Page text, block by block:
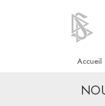
Accueil